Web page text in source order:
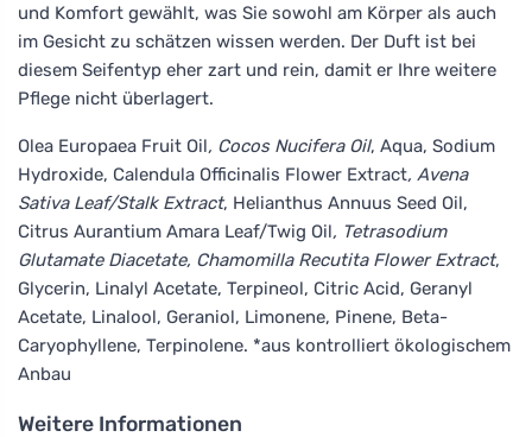
und Komfort gewählt, was Sie sowohl am Körper als auch
im Gesicht zu schätzen wissen werden. Der Duft ist bei
diesem Seifentyp eher zart und rein, damit er Ihre weitere
Pflege nicht überlagert.
Olea Europaea Fruit Oil, Cocos Nucifera Oil, Aqua, Sodium
Hydroxide, Calendula Officinalis Flower Extract, Avena
Sativa Leaf/Stalk Extract, Helianthus Annuus Seed Oil,
Citrus Aurantium Amara Leaf/Twig Oil, Tetrasodium
Glutamate Diacetate, Chamomilla Recutita Flower Extract,
Glycerin, Linalyl Acetate, Terpineol, Citric Acid, Geranyl
Acetate, Linalool, Geraniol, Limonene, Pinene, Beta-
Caryophyllene, Terpinolene. *aus kontrolliert ökologischem
Anbau
Weitere Informationen